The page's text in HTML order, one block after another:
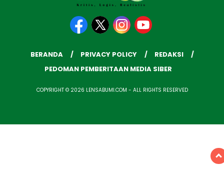
BERANDA PRIVACY POLICY
REDAKSI
PEDOMAN PEMBERITAAN MEDIA SIBER
COPYRIGHT © 2026 LENSABUMI.COM - ALL RIGHTS RESERVED